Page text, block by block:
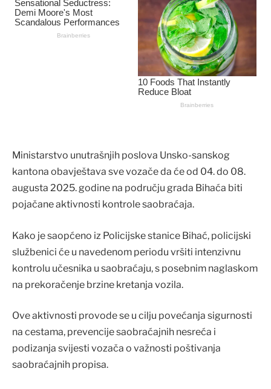
Ministarstvo unutrašnjih poslova Unsko-sanskog
kantona obavještava sve vozače da će od 04. do 08.
augusta 2025. godine na području grada Bihaća biti
pojačane aktivnosti kontrole saobraćaja.
Kako je saopćeno iz Policijske stanice Bihać, policijski
službenici će u navedenom periodu vršiti intenzivnu
kontrolu učesnika u saobraćaju, s posebnim naglaskom
na prekoračenje brzine kretanja vozila.
Ove aktivnosti provode se u cilju povećanja sigurnosti
na cestama, prevencije saobraćajnih nesreća i
podizanja svijesti vozača o važnosti poštivanja
saobraćajnih propisa.